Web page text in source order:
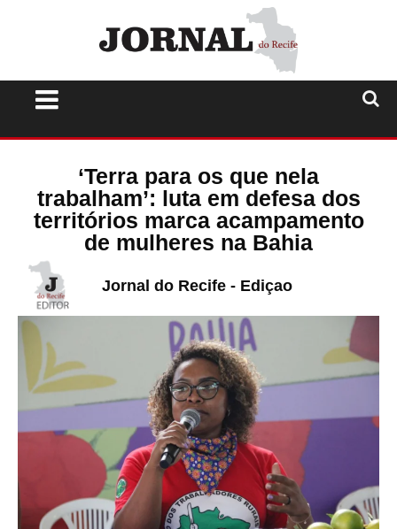
‘Terra para os que nela
trabalham’: luta em defesa dos
territórios marca acampamento
de mulheres na Bahia
Jornal do Recife - Ediçao